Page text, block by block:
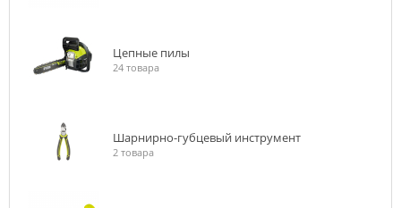
Цепные пилы
24 товара
Шарнирно-губцевый инструмент
2 товара